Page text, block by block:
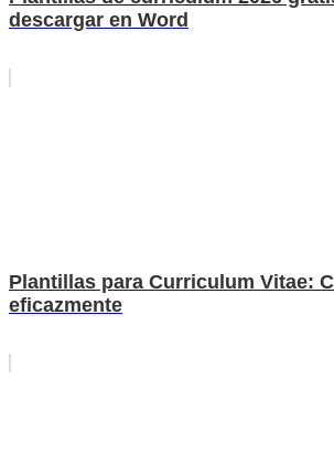
descargar en Word
Plantillas para Curriculum Vitae:
eficazmente